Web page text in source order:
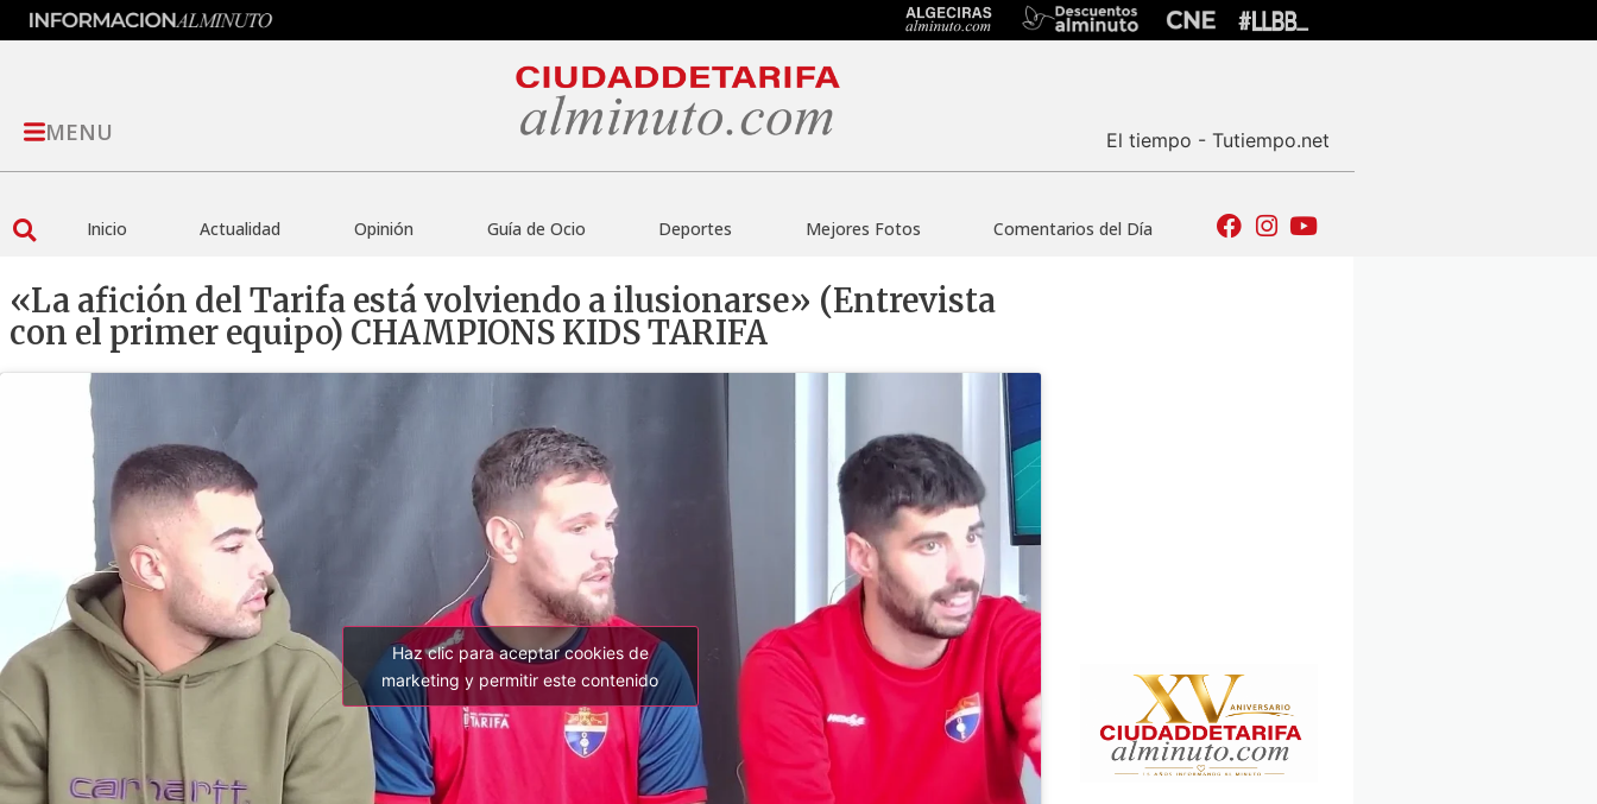
MENU El tiempo - Tutiempo.net
Inicio Actualidad Opinión Guía de Ocio Deportes Mejores Fotos Comentarios del Día
«La afición del Tarifa está volviendo a ilusionarse» (Entrevista
con el primer equipo) CHAMPIONS KIDS TARIFA
Haz clic para aceptar cookies de
marketing y permitir este contenido